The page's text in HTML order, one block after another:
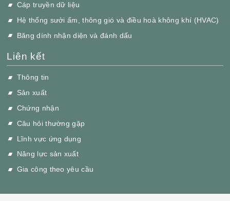
Cáp truyền dữ liệu
Hệ thống sưởi ấm, thông gió và điều hoà không khí (HVAC)
Băng dính nhận diện và đánh dấu
Liên kết
Thông tin
Sản xuất
Chứng nhận
Câu hỏi thường gặp
Lĩnh vực ứng dụng
Năng lực sản xuất
Gia công theo yêu cầu